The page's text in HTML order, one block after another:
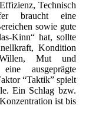
Technisch
braucht eine
sowie gute
Kinn“ hat, sollte
Kondition
Mut und
ausgeprägte
“Taktik” spielt
Ein Schlag bzw.
ist bis